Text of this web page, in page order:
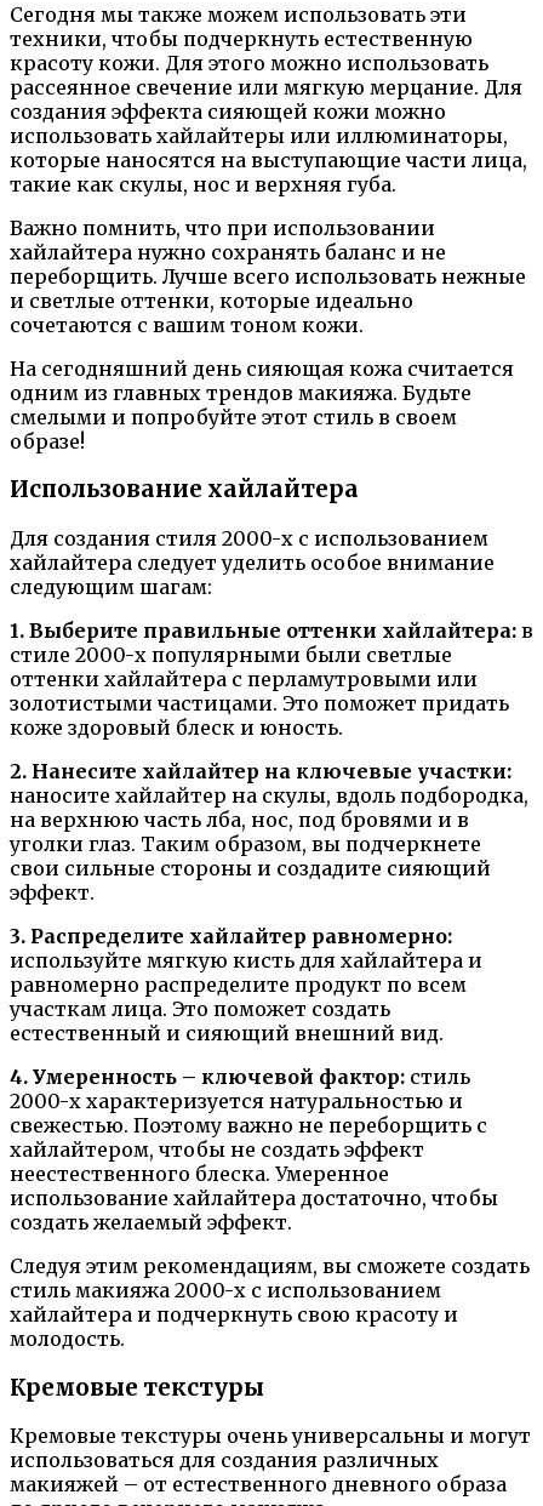
Сегодня мы также можем использовать эти
техники, чтобы подчеркнуть естественную
красоту кожи. Для этого можно использовать
рассеянное свечение или мягкую мерцание. Для
создания эффекта сияющей кожи можно
использовать хайлайтеры или иллюминаторы,
которые наносятся на выступающие части лица,
такие как скулы, нос и верхняя губа.
Важно помнить, что при использовании
хайлайтера нужно сохранять баланс и не
переборщить. Лучше всего использовать нежные
и светлые оттенки, которые идеально
сочетаются с вашим тоном кожи.
На сегодняшний день сияющая кожа считается
одним из главных трендов макияжа. Будьте
смелыми и попробуйте этот стиль в своем
образе!
Использование хайлайтера
Для создания стиля 2000-х с использованием
хайлайтера следует уделить особое внимание
следующим шагам:
1. Выберите правильные оттенки хайлайтера: в
стиле 2000-х популярными были светлые
оттенки хайлайтера с перламутровыми или
золотистыми частицами. Это поможет придать
коже здоровый блеск и юность.
2. Нанесите хайлайтер на ключевые участки:
наносите хайлайтер на скулы, вдоль подбородка,
на верхнюю часть лба, нос, под бровями и в
уголки глаз. Таким образом, вы подчеркнете
свои сильные стороны и создадите сияющий
эффект.
3. Распределите хайлайтер равномерно:
используйте мягкую кисть для хайлайтера и
равномерно распределите продукт по всем
участкам лица. Это поможет создать
естественный и сияющий внешний вид.
4. Умеренность – ключевой фактор: стиль
2000-х характеризуется натуральностью и
свежестью. Поэтому важно не переборщить с
хайлайтером, чтобы не создать эффект
неестественного блеска. Умеренное
использование хайлайтера достаточно, чтобы
создать желаемый эффект.
Следуя этим рекомендациям, вы сможете создать
стиль макияжа 2000-х с использованием
хайлайтера и подчеркнуть свою красоту и
молодость.
Кремовые текстуры
Кремовые текстуры очень универсальны и могут
использоваться для создания различных
макияжей – от естественного дневного образа